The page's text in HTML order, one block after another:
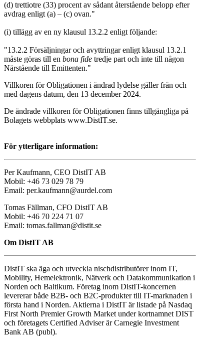
(d) trettiotre (33) procent av sådant återstående belopp efter
avdrag enligt (a) – (c) ovan."
(i) tillägg av en ny klausul 13.2.2 enligt följande:
"13.2.2 Försäljningar och avyttringar enligt klausul 13.2.1
måste göras till en bona fide tredje part och inte till någon
Närstående till Emittenten."
Villkoren för Obligationen i ändrad lydelse gäller från och
med dagens datum, den 13 december 2024.
De ändrade villkoren för Obligationen finns tillgängliga på
Bolagets webbplats www.DistIT.se.
För ytterligare information:
Per Kaufmann, CEO DistIT AB
Mobil: +46 73 029 78 79
Email: per.kaufmann@aurdel.com
Tomas Fällman, CFO DistIT AB
Mobil: +46 70 224 71 07
Email: tomas.fallman@distit.se
Om DistIT AB
DistIT ska äga och utveckla nischdistributörer inom IT,
Mobility, Hemelektronik, Nätverk och Datakommunikation i
Norden och Baltikum. Företag inom DistIT-koncernen
levererar både B2B- och B2C-produkter till IT-marknaden i
första hand i Norden. Aktierna i DistIT är listade på Nasdaq
First North Premier Growth Market under kortnamnet DIST
och företagets Certified Adviser är Carnegie Investment
Bank AB (publ).